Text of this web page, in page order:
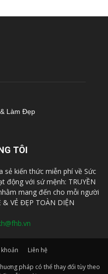
TÔI
sẻ kiến thức miễn phí về Sức
động với sứ mệnh: TRUYỀN
mang đến cho mỗi người
VẺ ĐẸP TOÀN DIỆN
Liên hệ
pháp có thể thay đổi tùy theo